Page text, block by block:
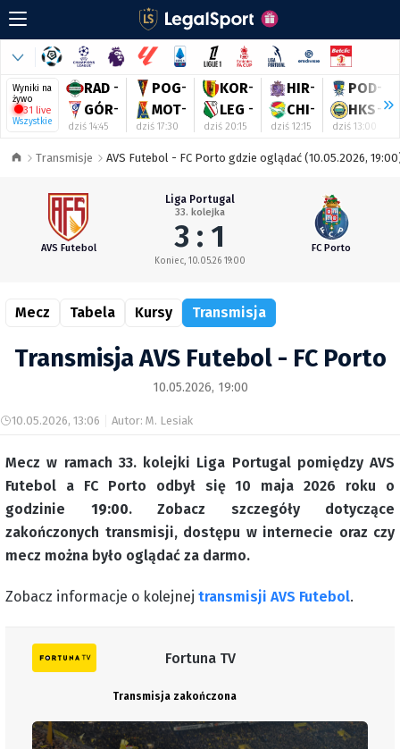
Wyniki na
żywo
31 live
Wszystkie
RAD -
GÓR-
dziś 14:45
POG-
MOT-
dziś 17:30
KOR-
LEG -
dziś 20:15
HIR-
CHI-
dziś 12:15
POD-
HKS-
dziś 13:00
Transmisje AVS Futebol - FC Porto gdzie oglądać (10.05.2026,
AVS Futebol
Liga Portugal
33. kolejka
3 : 1
Koniec, 10.05.26 19:00
FC Porto
Mecz Tabela Kursy Transmisja
Transmisja AVS Futebol - FC Porto
10.05.2026, 19:00
10.05.2026, 13:06 Autor: M. Lesiak
Mecz w ramach 33. kolejki Liga Portugal pomiędzy AVS
Futebol a FC Porto odbył się 10 maja 2026 roku o
godzinie 19:00. Zobacz szczegóły dotyczące
zakończonych transmisji, dostępu w internecie oraz czy
mecz można było oglądać za darmo.
Zobacz informacje o kolejnej transmisji AVS Futebol.
Fortuna TV
Transmisja zakończona